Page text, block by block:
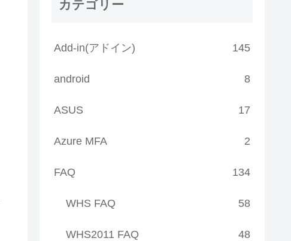
カテゴリー
Add-in(アドイン) 145
android 8
ASUS 17
Azure MFA 2
FAQ 134
WHS FAQ 58
WHS2011 FAQ 48